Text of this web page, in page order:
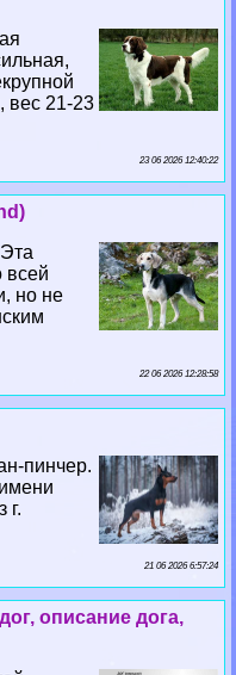
вес 21-23
23 06 2026 12:40:22
всей
но не
22 06 2026 12:28:58
пинчер.
г.
21 06 2026 6:57:24
описание дога,